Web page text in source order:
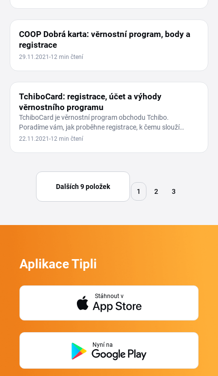
VĚRNOSTNÍ PROGRAMY
COOP Dobrá karta: věrnostní program, body a
registrace
29.11.2021 12 min čtení
VĚRNOSTNÍ PROGRAMY
TchiboCard: registrace, účet a výhody
věrnostního programu
TchiboCard je věrnostní program obchodu Tchibo.
Poradíme vám, jak proběhne registrace, k čemu slouží
TchiboCard účet a…
22.11.2021 12 min čtení
Dalších 9 položek
1 2 3
Aplikace Tipli
Stáhnout v
Nyní na